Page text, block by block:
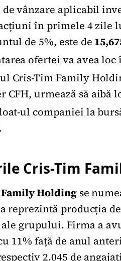
vânzare aplicabil
în primele 4 zile
de 5%, este de
ofertei va avea
Cris-Tim Family
CFH, urmează să aibă
ul companiei la
Cris-Tim
Holdingse
reprezintă producția
grupului. Firma a
11% față de anul
2.045 de